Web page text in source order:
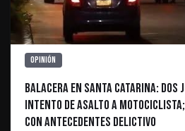
Opinión
Balacera en Santa Catarina: Dos
Intento de Asalto a
con Antecedentes Delictivo